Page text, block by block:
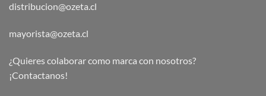
distribucion@ozeta.cl
mayorista@ozeta.cl
¿Quieres colaborar como marca con nosotros?
¡Contactanos!